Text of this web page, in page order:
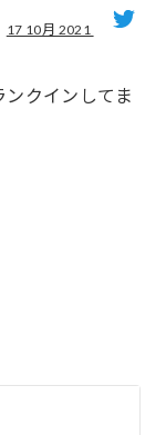
17 10月 2021
クインしてま